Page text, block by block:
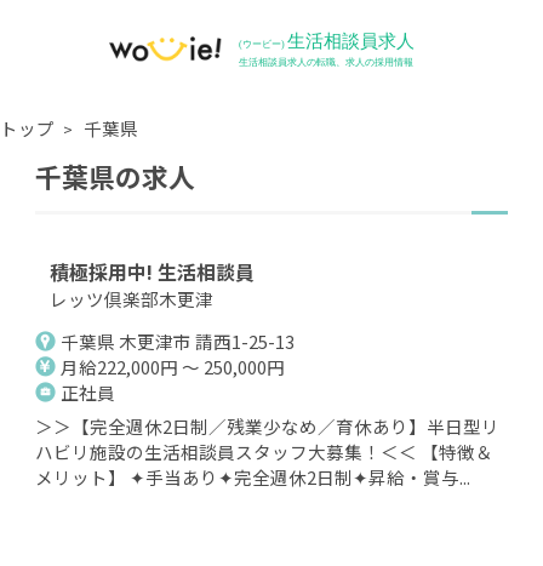
トップ 千葉県
千葉県の求人
積極採用中! 生活相談員
レッツ倶楽部木更津
千葉県 木更津市 請西1-25-13
月給222,000円 ～ 250,000円
正社員
＞＞【完全週休2日制／残業少なめ／育休あり】半日型リ
ハビリ施設の生活相談員スタッフ大募集！＜＜ 【特徴＆
メリット】 ✦手当あり✦完全週休2日制✦昇給・賞与...